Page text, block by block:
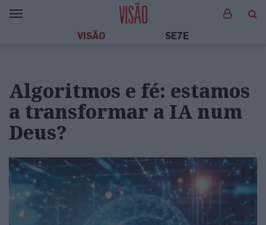
VISÃO SE7E
Algoritmos e fé: estamos
a transformar a IA num
Deus?